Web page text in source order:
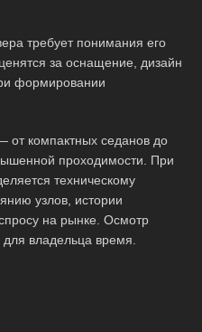
требует понимания его
за оснащение, дизайн
формировании
компактных седанов до
проходимости. При
техническому
узлов, истории
на рынке. Осмотр
владельца время.